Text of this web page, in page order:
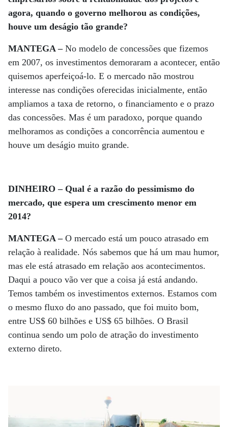
agora, quando o governo melhorou as condições,
houve um deságio tão grande?
MANTEGA – No modelo de concessões que fizemos
em 2007, os investimentos demoraram a acontecer, então
quisemos aperfeiçoá-lo. E o mercado não mostrou
interesse nas condições oferecidas inicialmente, então
ampliamos a taxa de retorno, o financiamento e o prazo
das concessões. Mas é um paradoxo, porque quando
melhoramos as condições a concorrência aumentou e
houve um deságio muito grande.
DINHEIRO – Qual é a razão do pessimismo do
mercado, que espera um crescimento menor em
2014?
MANTEGA – O mercado está um pouco atrasado em
relação à realidade. Nós sabemos que há um mau humor,
mas ele está atrasado em relação aos acontecimentos.
Daqui a pouco vão ver que a coisa já está andando.
Temos também os investimentos externos. Estamos com
o mesmo fluxo do ano passado, que foi muito bom,
entre US$ 60 bilhões e US$ 65 bilhões. O Brasil
continua sendo um polo de atração do investimento
externo direto.